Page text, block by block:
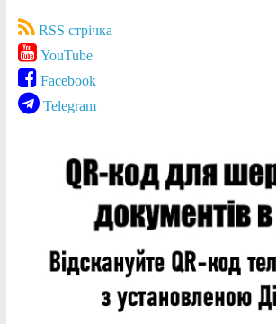
RSS стрічка
YouTube
Facebook
Telegram